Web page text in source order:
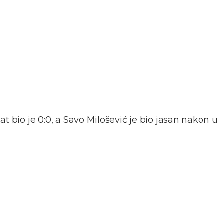
bio je 0:0, a Savo Milošević je bio jasan nakon